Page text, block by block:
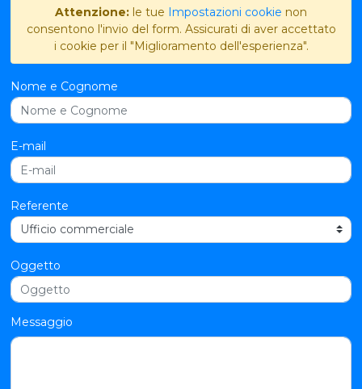
Attenzione: le tue Impostazioni cookie non
consentono l'invio del form. Assicurati di aver accettato
i cookie per il "Miglioramento dell'esperienza".
Nome e Cognome
E-mail
Referente
Oggetto
Messaggio